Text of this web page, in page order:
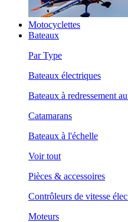
Motocyclettes
Bateaux
Par Type
Bateaux électriques
Bateaux à redressement
Catamarans
Bateaux à l'échelle
Voir tout
Pièces & accessoires
Contrôleurs de vitesse
Moteurs